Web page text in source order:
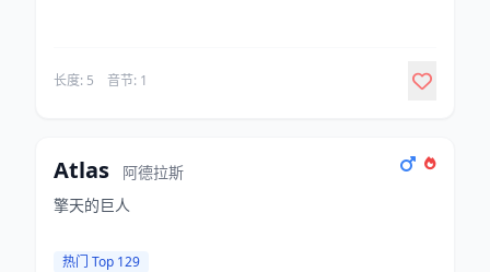
长度: 5 音节: 1
Atlas
阿德拉斯
擎天的巨人
热门 Top 129